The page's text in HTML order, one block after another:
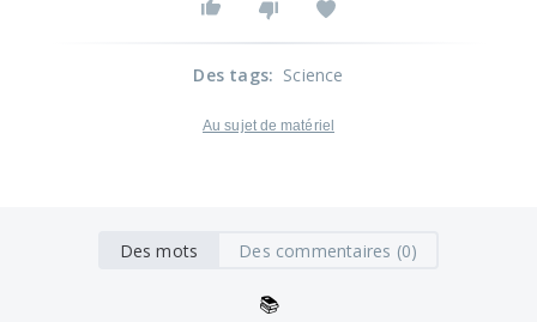
Des tags: Science
Au sujet de matériel
Des mots Des commentaires (0)
📚